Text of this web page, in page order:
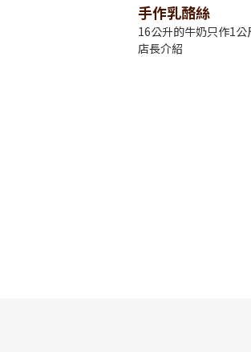
手作乳酪絲
16公升的牛奶只作1公
店長介紹